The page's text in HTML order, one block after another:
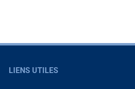
LIENS UTILES